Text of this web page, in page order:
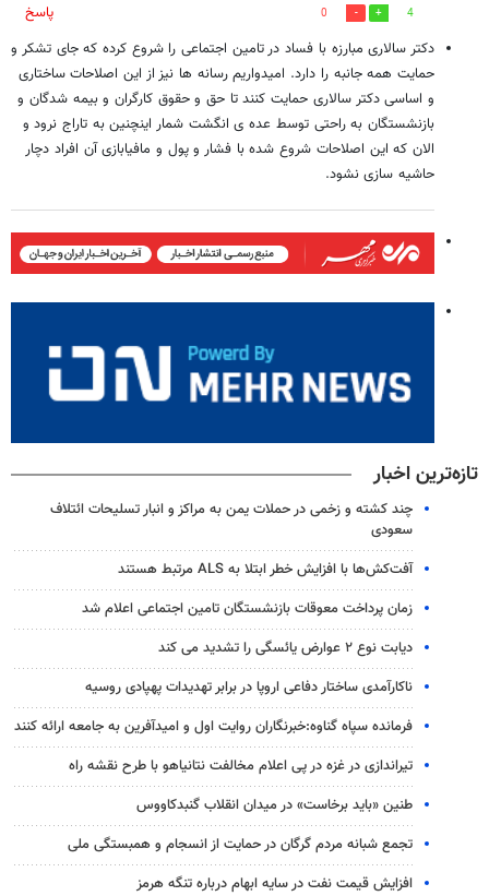
4
0
پاسخ
دکتر سالاری مبارزه با فساد در تامین اجتماعی را شروع کرده که جای تشکر و
حمایت همه جانبه را دارد. امیدواریم رسانه ها نیز از این اصلاحات ساختاری
و اساسی دکتر سالاری حمایت کنند تا حق و حقوق کارگران و بیمه شدگان و
بازنشستگان به راحتی توسط عده ی انگشت شمار اینچنین به تاراج نرود و
الان که این اصلاحات شروع شده با فشار و پول و مافیابازی آن افراد دچار
حاشیه سازی نشود.
تازه‌ترین اخبار
چند کشته و زخمی در حملات یمن به مراکز و انبار تسلیحات ائتلاف
سعودی
آفت‌کش‌ها با افزایش خطر ابتلا به ALS مرتبط هستند
زمان پرداخت معوقات بازنشستگان تامین اجتماعی اعلام شد
دیابت نوع ۲ عوارض یائسگی را تشدید می کند
ناکارآمدی ساختار دفاعی اروپا در برابر تهدیدات پهپادی روسیه
فرمانده سپاه گناوه:خبرنگاران روایت اول و امیدآفرین به جامعه ارائه کنند
تیراندازی در غزه در پی اعلام مخالفت نتانیاهو با طرح نقشه راه
طنین «باید برخاست» در میدان انقلاب گنبدکاووس
تجمع شبانه مردم گرگان در حمایت از انسجام و همبستگی ملی
افزایش قیمت نفت در سایه ابهام درباره تنگه هرمز